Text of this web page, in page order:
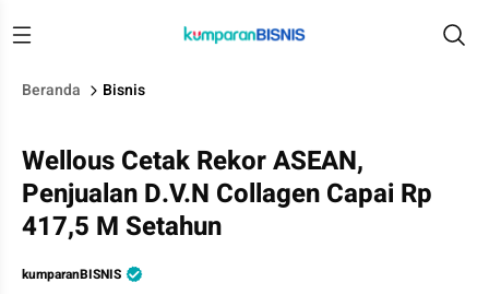
Beranda Bisnis
Wellous Cetak Rekor ASEAN,
Penjualan D.V.N Collagen Capai Rp
417,5 M Setahun
kumparanBISNIS